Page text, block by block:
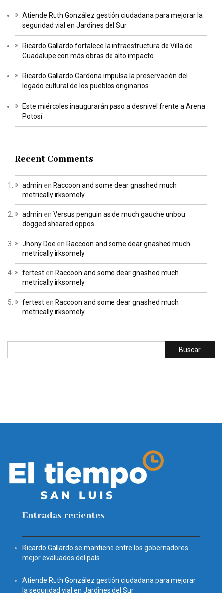
Atiende Ruth González gestión ciudadana para mejorar la
seguridad vial en Jardines del Sur
Ricardo Gallardo fortalece la infraestructura de Villa de
Guadalupe con más obras de alto impacto
Ricardo Gallardo Cardona impulsa la preservación del
legado cultural de los pueblos originarios
Este miércoles inaugurarán paso a desnivel frente a Arena
Potosí
Recent Comments
admin en Raccoon and some dear gnashed much
metrically irksomely
admin en Versus penguin aside much gauche unbou
dogged sheared oppos
Jhony Doe en Raccoon and some dear gnashed much
metrically irksomely
fertesten Raccoon and some dear gnashed much
metrically irksomely
fertesten Raccoon and some dear gnashed much
metrically irksomely
Entradas recientes
Ricardo Gallardo se mantiene entre los gobernadores
mejor evaluados del país
Atiende Ruth González gestión ciudadana para mejorar
la seguridad vial en Jardines del Sur